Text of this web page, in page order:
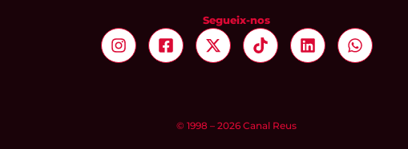
Segueix-nos
© 1998 – 2026 Canal Reus